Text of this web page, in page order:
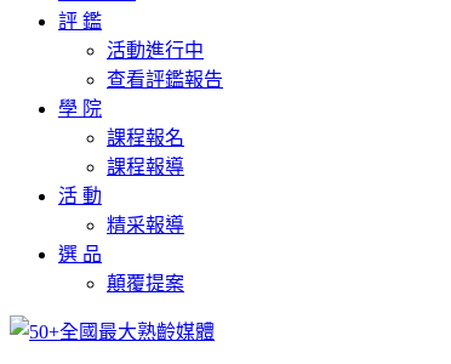
評 鑑
活動進行中
查看評鑑報告
學 院
課程報名
課程報導
活 動
精采報導
選 品
顛覆提案